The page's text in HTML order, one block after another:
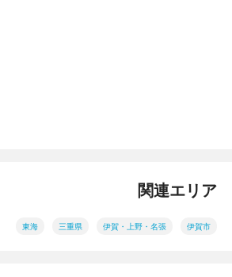
関連エリア
東海 三重県 伊賀・上野・名張 伊賀市